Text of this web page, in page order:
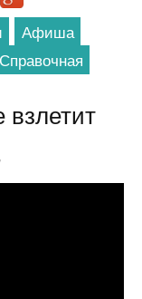
Афиша
Справочная
взлетит